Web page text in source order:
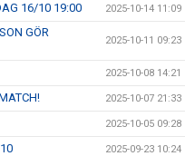
16/10 19:00 2025-10-14 11:09
GÖR
2025-10-11 09:23
2025-10-08 14:21
2025-10-07 21:33
2025-10-05 09:28
2025-09-23 10:24